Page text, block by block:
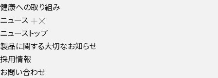
健康への取り組み
ニュース
ニューストップ
製品に関する大切なお知らせ
採用情報
お問い合わせ